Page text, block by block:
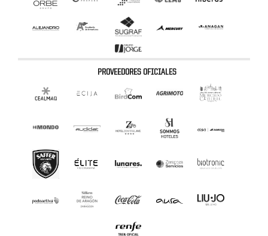
PROVEEDORES OFICIALES